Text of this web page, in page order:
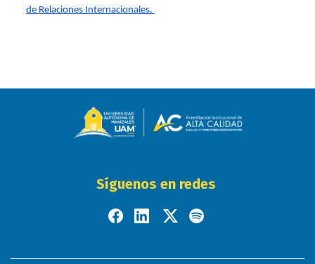
de Relaciones Internacionales.
Síguenos en redes